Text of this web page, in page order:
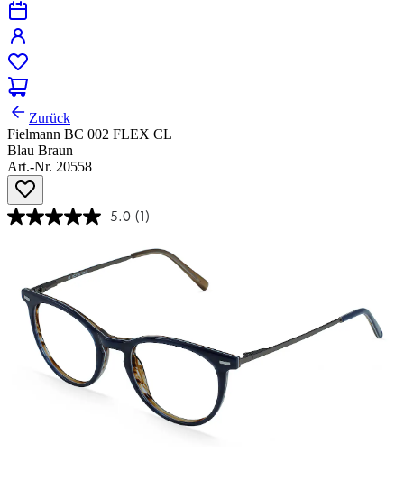
Zurück
Fielmann BC 002 FLEX CL
Blau Braun
Art.-Nr. 20558
5.0 (1)